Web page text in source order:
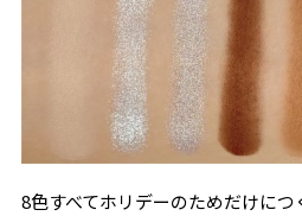
8色すべてホリデーのためだけに